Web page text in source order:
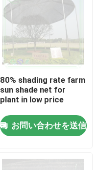
80% shading rate farm
sun shade net for
plant in low price
お問い合わせを送信